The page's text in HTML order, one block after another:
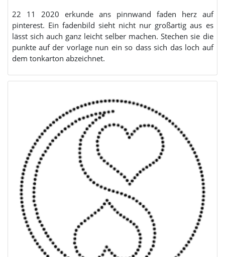
22 11 2020 erkunde ans pinnwand faden herz auf
pinterest. Ein fadenbild sieht nicht nur großartig aus es
lässt sich auch ganz leicht selber machen. Stechen sie die
punkte auf der vorlage nun ein so dass sich das loch auf
dem tonkarton abzeichnet.